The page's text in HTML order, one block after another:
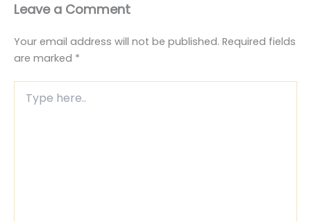
Leave a Comment
Your email address will not be published. Required fields
are marked *
here..